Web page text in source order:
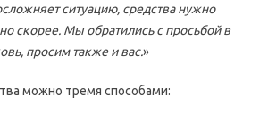
ситуацию, средства нужно
скорее. Мы обратились с просьбой в
просим также и вас.»
можно тремя способами: